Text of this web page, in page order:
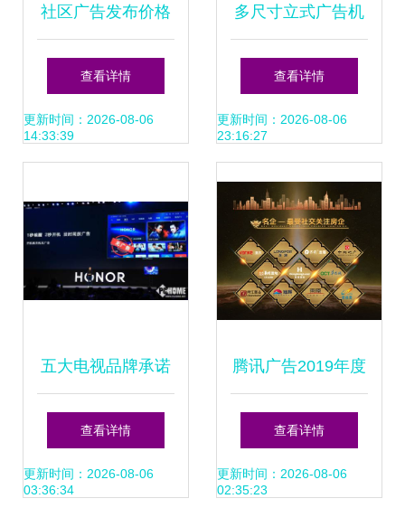
社区广告发布价格
与批发报价 如何找
到靠谱的厂家与供
查看详情
更新时间：2026-08-06
14:33:39
多尺寸立式广告机
横屏网络版 单机分
屏与远程发布的智
查看详情
更新时间：2026-08-06
23:16:27
五大电视品牌承诺
一键关闭开机广告
用户权益的胜利还
查看详情
更新时间：2026-08-06
03:36:34
腾讯广告2019年度
地产行业营销大奖
权威发布 名企名盘
查看详情
更新时间：2026-08-06
02:35:23